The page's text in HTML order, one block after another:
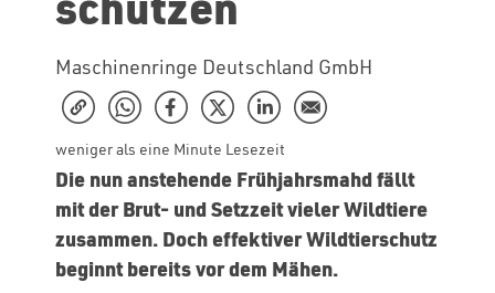
Maschinenringe Deutschland GmbH
weniger als eine Minute Lesezeit
Die nun anstehende Frühjahrsmahd fällt
mit der Brut- und Setzzeit vieler Wildtiere
zusammen. Doch effektiver Wildtierschutz
beginnt bereits vor dem Mähen.